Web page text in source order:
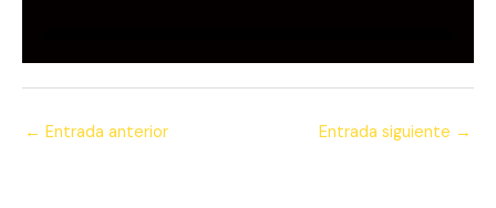
← Entrada anterior Entrada siguiente →